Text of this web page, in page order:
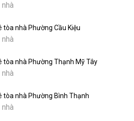
tòa nhà Phường Cầu Kiệu
tòa nhà Phường Thạnh Mỹ Tây
tòa nhà Phường Bình Thạnh